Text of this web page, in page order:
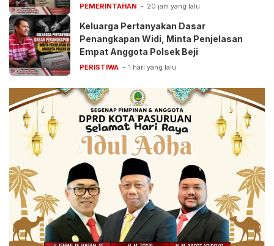
PEMERINTAHAN 20 jam yang lalu
Keluarga Pertanyakan Dasar
Penangkapan Widi, Minta Penjelasan
Empat Anggota Polsek Beji
PERISTIWA 1 hari yang lalu